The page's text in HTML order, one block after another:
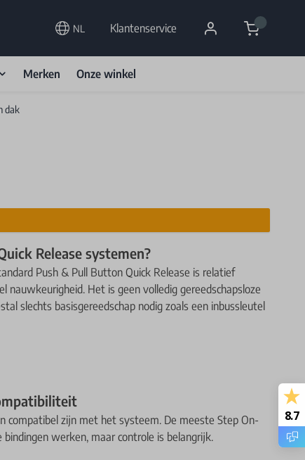
NL Klantenservice Cart
Merken Onze winkel
dak
Release systemen?
Push & Pull Button Quick Release is relatief
nauwkeurigheid. Het is geen volledig gereedschapsloze
slechts basisgereedschap nodig zoals een inbussleutel
compatibel zijn met het systeem. De meeste Step On-
werken, maar controle is belangrijk.
8.7